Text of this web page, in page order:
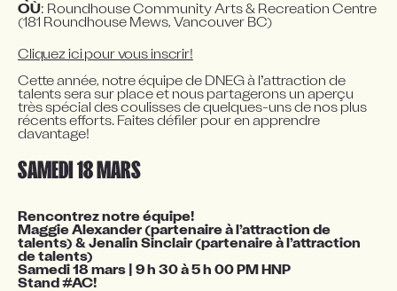
OÙ: Roundhouse Community Arts & Recreation Centre
(181 Roundhouse Mews, Vancouver BC)
Cette année, notre équipe de DNEG à l’attraction de
talents sera sur place et nous partagerons un aperçu
très spécial des coulisses de quelques-uns de nos plus
récents efforts. Faites défiler pour en apprendre
davantage!
SAMEDI 18 MARS
Rencontrez notre équipe!
Maggie Alexander (partenaire à l’attraction de
talents) & Jenalin Sinclair (partenaire à l’attraction
de talents)
Samedi 18 mars | 9 h 30 à 5 h 00 PM HNP
Stand #AC!